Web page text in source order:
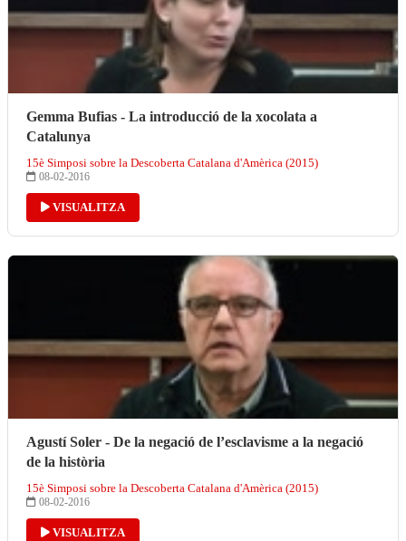
Gemma Bufias - La introducció de la xocolata a
Catalunya
15è Simposi sobre la Descoberta Catalana d'Amèrica (2015)
08-02-2016
VISUALITZA
Agustí Soler - De la negació de l’esclavisme a la negació
de la història
15è Simposi sobre la Descoberta Catalana d'Amèrica (2015)
08-02-2016
VISUALITZA